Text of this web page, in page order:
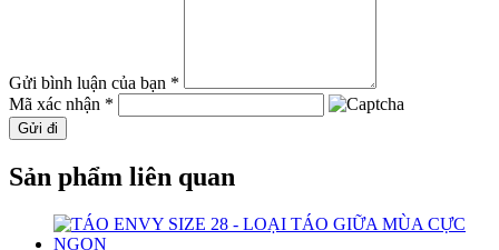
Gửi bình luận của bạn *
Mã xác nhận *
Gửi đi
Sản phẩm liên quan